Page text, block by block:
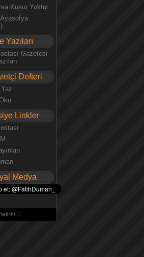
Kusur Yoktur
Yazıları
Gazetesi
Defteri
Linkler
Medya